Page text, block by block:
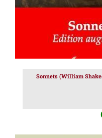
Sonnets (William